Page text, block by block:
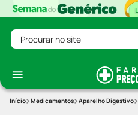
Procurar no site
Medicamentos Aparelho Digestivo